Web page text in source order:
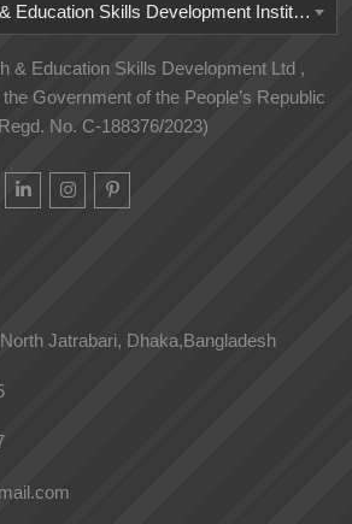
Bangladesh Health & Education Skills Development Institute
& Education Skills Development Ltd ,
Government of the People’s Republic
No. C-188376/2023)
Jatrabari, Dhaka,Bangladesh